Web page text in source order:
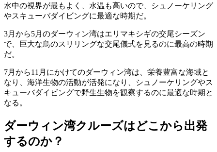
水中の視界が最もよく、水温も高いので、シュノーケリング
やスキューバダイビングに最適な時期だ。
3月から5月のダーウィン湾はエリマキシギの交尾シーズン
で、巨大な鳥のスリリングな交尾儀式を見るのに最高の時期
だ。
7月から11月にかけてのダーウィン湾は、栄養豊富な海域と
なり、海洋生物の活動が活発になり、シュノーケリングやス
キューバダイビングで野生生物を観察するのに最適な時期と
なる。
ダーウィン湾クルーズはどこから出発
するのか？